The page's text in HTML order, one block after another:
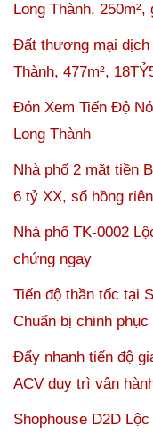
Long Thành, 250m²,
Đất thương mại dịch
Thành, 477m²,
Đón Xem Tiến Độ
Long Thành
Nhà phố 2 mặt tiền
6 tỷ XX, sổ hồng
Nhà phố TK-0002
chứng ngay
Tiến độ thần tốc tại
Chuẩn bị chinh
Đẩy nhanh tiến độ
ACV duy trì vận
Shophouse D2D